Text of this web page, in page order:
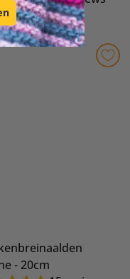
6,45
- 20cm